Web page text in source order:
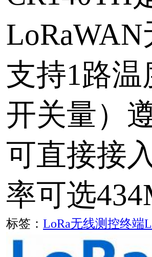
改进。简而言
软件解决方案
能够实时远程
标签： 设备联网
总数： 首页上一页 下一页 尾页 页次：1
网站首页|关于
信息|版权声明
|留言本|京ICP
Copyright ©